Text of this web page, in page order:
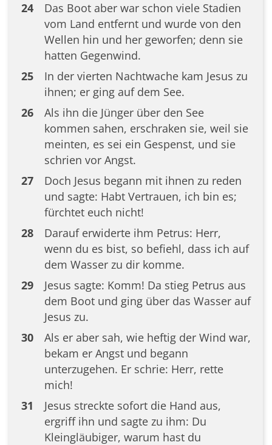
24
Das Boot aber war schon viele Stadien
vom Land entfernt und wurde von den
Wellen hin und her geworfen; denn sie
hatten Gegenwind.
25
In der vierten Nachtwache kam Jesus zu
ihnen; er ging auf dem See.
26
Als ihn die Jünger über den See
kommen sahen, erschraken sie, weil sie
meinten, es sei ein Gespenst, und sie
schrien vor Angst.
27
Doch Jesus begann mit ihnen zu reden
und sagte: Habt Vertrauen, ich bin es;
fürchtet euch nicht!
28
Darauf erwiderte ihm Petrus: Herr,
wenn du es bist, so befiehl, dass ich auf
dem Wasser zu dir komme.
29
Jesus sagte: Komm! Da stieg Petrus aus
dem Boot und ging über das Wasser auf
Jesus zu.
30
Als er aber sah, wie heftig der Wind war,
bekam er Angst und begann
unterzugehen. Er schrie: Herr, rette
mich!
31
Jesus streckte sofort die Hand aus,
ergriff ihn und sagte zu ihm: Du
Kleingläubiger, warum hast du